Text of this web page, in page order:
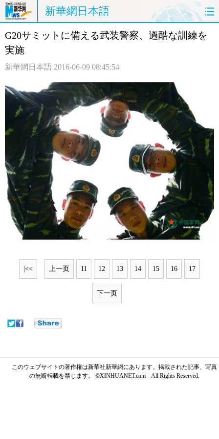
新華網日本語
ホームページ 政治 経済
写真
中日対訳
G20サミットに備える武装警察、過酷な訓練を
実施
新華網日本語 2016-06-09 08:45:54
|<< 上一页 11 12 13 14 15 16 17
下一页
このウェブサイトの著作権は新華社新華網にあります。掲載された記事、写真
の無断転載を禁じます。 ©XINHUANET.com All Rights Reserved.